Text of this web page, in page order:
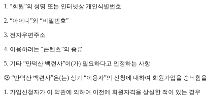
1. “회원”의 성명 또는 인터넷상 개인식별번호
2. “아이디”와 “비밀번호”
3. 전자우편주소
4. 이용하려는 “콘텐츠”의 종류
5. 기타 “만덕산 백련사”이(가) 필요하다고 인정하는 사항
③ “만덕산 백련사”은(는) 상기 “이용자”의 신청에 대하여 회원가입을 승낙함
1. 가입신청자가 이 약관에 의하여 이전에 회원자격을 상실한 적이 있는 경우